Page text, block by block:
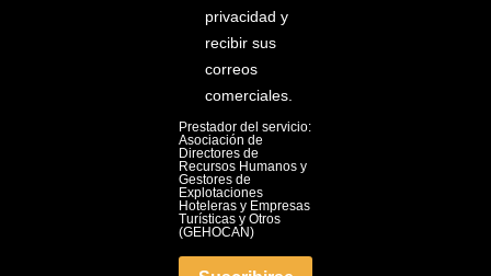
privacidad y
recibir sus
correos
comerciales.
Prestador del servicio:
Asociación de
Directores de
Recursos Humanos y
Gestores de
Explotaciones
Hoteleras y Empresas
Turísticas y Otros
(GEHOCAN)